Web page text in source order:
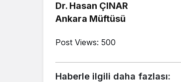
Dr. Hasan ÇINAR
Ankara Müftüsü
Post Views: 500
Haberle ilgili daha fazlası: